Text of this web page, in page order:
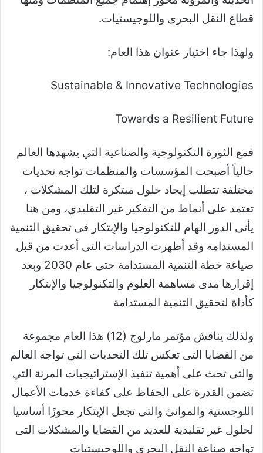
قطاع النقل البحرى واللوجيستيات.
ولهذا جاء اختيار عنوان هذا العام:
Sustainable & Innovative Technologies
Towards a Resilient Future
فمع الثورة التكنولوجية والصناعية التي يشهدها العالم
حالياً أصبحت المؤسسات والمنظمات تواجه تحديات
مختلفة تتطلب إيجاد حلول مبتكرة لتلك المشكلات ،
تعتمد على أنماط من التفكير غير التقليدي، ومن هنا
يأتى الدور الهام للتكنولوجيا والإبتكار فى تحقيق التنمية
المستدامه وقد أظهرت الدراسات التى أعدت من قبل
صياغة خطة التنمية المستدامة حتى عام 2030 وبعد
إقرارها مدى مساهمة العلوم والتكنولوجيا والإبتكار
كأداة لتحقيق التنمية المستدامة
ولذلك يناقش مؤتمر مارلوج (12) هذا العام مجموعة
من القضايا التى تعكس تلك التحديات التي تواجه العالم
والتى تحث على أهمية تنفيذ الإستراتيجيات المرنة التي
تضمن القدرة على الحفاظ على كفاءة خدمات الأعمال
اللوجستية والموانئ والتى تجعل الإبتكار محورًا أساسيا
لحلول غير تقليدية للعديد من القضايا والمشكلات التى
تواجه صناعة النقل البحرى واللوجيستيات